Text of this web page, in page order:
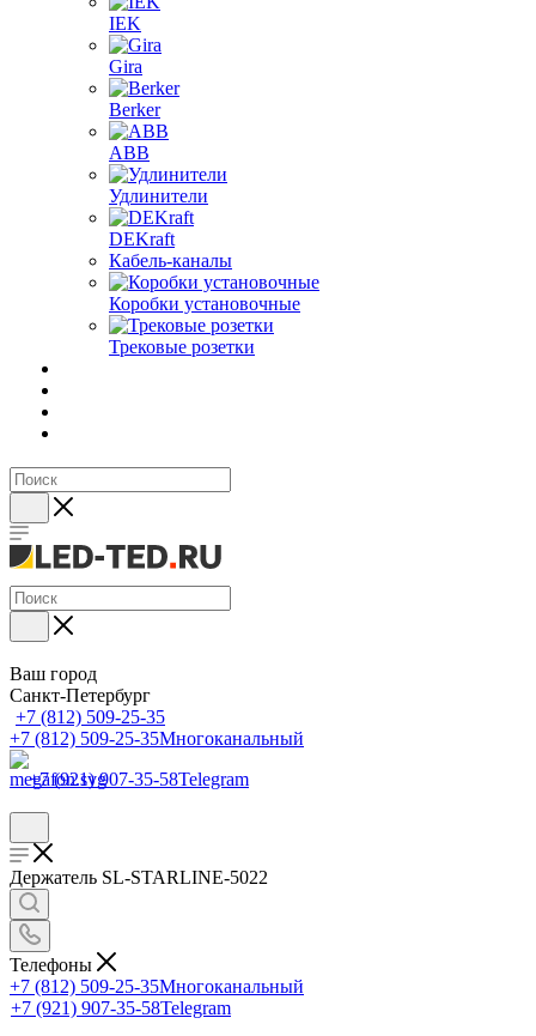
IEK
Gira
Berker
ABB
Удлинители
DEKraft
Кабель-каналы
Коробки установочные
Трековые розетки
Ваш город
Санкт-Петербург
+7 (812) 509-25-35
+7 (812) 509-25-35Многоканальный
+7 (921) 907-35-58Telegram
Держатель SL-STARLINE-5022
Телефоны
+7 (812) 509-25-35Многоканальный
+7 (921) 907-35-58Telegram